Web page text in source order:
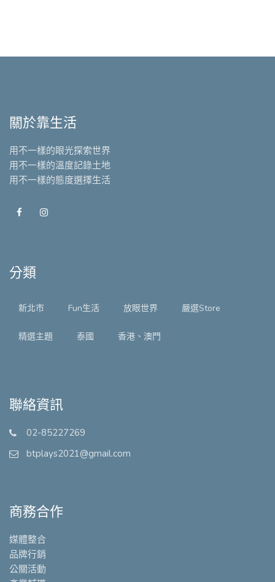
關於靠生活
用不一樣的眼光探索世界
用不一樣的溫度記錄土地
用不一樣的態度選擇生活
分類
新北市 Fun生活 放眼世界 嚴選Store
精選主題 泰國 香港、澳門
聯絡資訊
02-85227269
btplays2021@gmail.com
商務合作
媒體整合
品牌行銷
公關活動